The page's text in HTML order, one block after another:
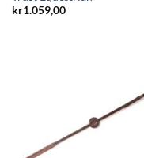
kr1.059,00